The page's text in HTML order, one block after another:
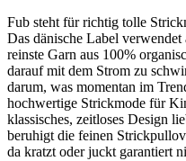
Fub steht für richtig tolle
Das dänische Label
reinste Garn aus 100%
darauf mit dem Strom zu
darum, was momentan im
hochwertige Strickmode für
klassisches, zeitloses Design
beruhigt die feinen
da kratzt oder juckt garantiert